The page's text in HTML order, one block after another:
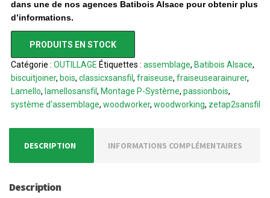
dans une de nos agences Batibois Alsace pour obtenir plus
d’informations.
PRODUITS EN STOCK
Catégorie : OUTILLAGE Étiquettes : assemblage, Batibois Alsace,
biscuitjoiner, bois, classicxsansfil , fraiseuse, fraiseusearainurer,
Lamello, lamellosansfil , Montage P-Système, passionbois,
système d'assemblage, woodworker, woodworking, zetap2sansfil
DESCRIPTION INFORMATIONS COMPLÉMENTAIRES
Description